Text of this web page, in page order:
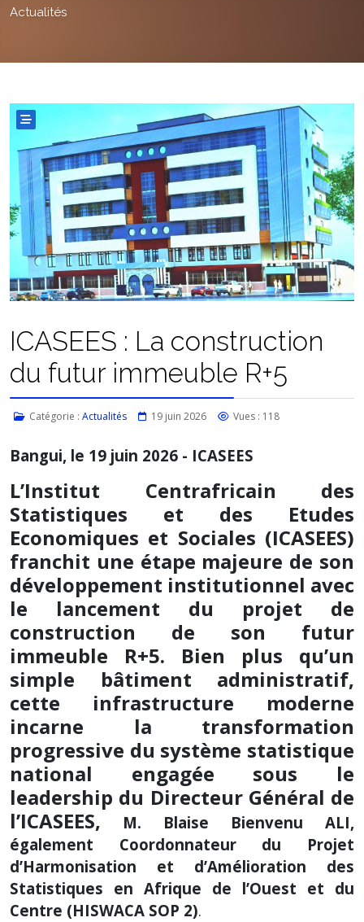
Actualités
ICASEES : La construction
du futur immeuble R+5
Catégorie : Actualités 19 juin 2026 Vues : 118
Bangui, le 19 juin 2026 - ICASEES
L’Institut Centrafricain des
Statistiques et des Etudes
Economiques et Sociales (ICASEES)
franchit une étape majeure de son
développement institutionnel avec
le lancement du projet de
construction de son futur
immeuble R+5. Bien plus qu’un
simple bâtiment administratif,
cette infrastructure moderne
incarne la transformation
progressive du système statistique
national engagée sous le
leadership du Directeur Général de
l’ICASEES, M. Blaise Bienvenu ALI,
également Coordonnateur du Projet
d’Harmonisation et d’Amélioration des
Statistiques en Afrique de l’Ouest et du
Centre (HISWACA SOP 2).